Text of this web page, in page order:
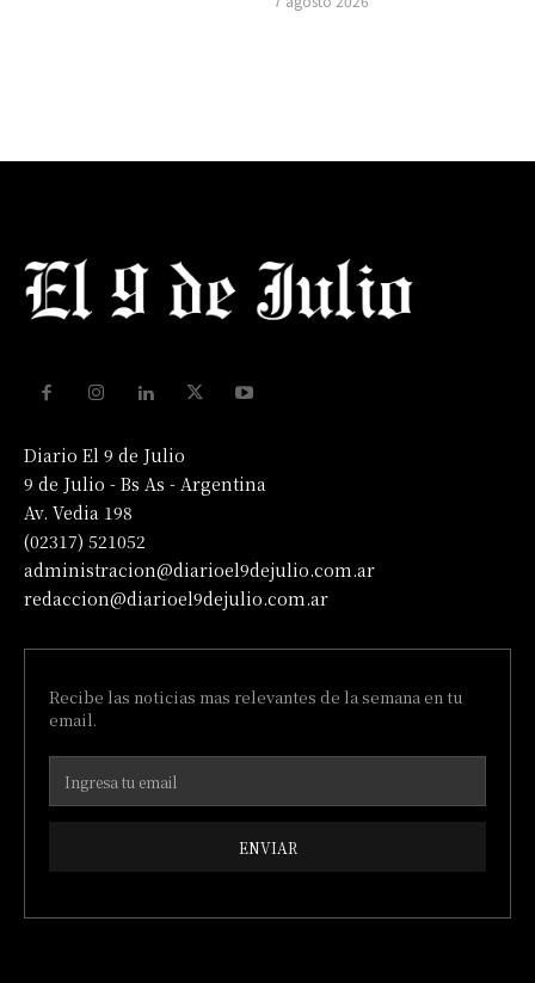
Diario El 9 de Julio
9 de Julio - Bs As - Argentina
Av. Vedia 198
(02317) 521052
administracion@diarioel9dejulio.com.ar
redaccion@diarioel9dejulio.com.ar
Recibe las noticias mas relevantes de la semana en tu
email.
ENVIAR